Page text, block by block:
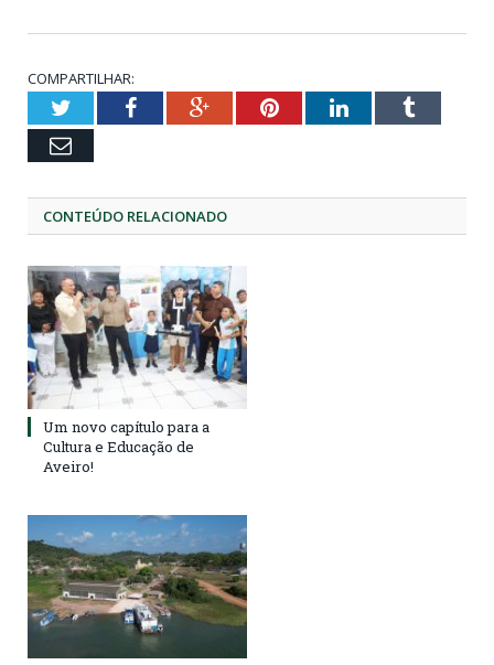
COMPARTILHAR:
TwitterFacebookGoogle+PinterestLinkedInTumblr
Email
CONTEÚDO RELACIONADO
Um novo capítulo para a
Cultura e Educação de
Aveiro!